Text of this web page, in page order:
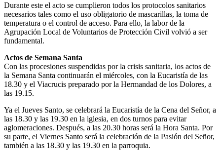
Durante este el acto se cumplieron todos los protocolos sanitarios
necesarios tales como el uso obligatorio de mascarillas, la toma de
temperatura o el control de acceso. Para ello, la labor de la
Agrupación Local de Voluntarios de Protección Civil volvió a ser
fundamental.
Actos de Semana Santa
Con las procesiones suspendidas por la crisis sanitaria, los actos de
la Semana Santa continuarán el miércoles, con la Eucaristía de las
18.30 y el Viacrucis preparado por la Hermandad de los Dolores, a
las 19.15.
Ya el Jueves Santo, se celebrará la Eucaristía de la Cena del Señor, a
las 18.30 y las 19.30 en la iglesia, en dos turnos para evitar
aglomeraciones. Después, a las 20.30 horas será la Hora Santa. Por
su parte, el Viernes Santo será la celebración de la Pasión del Señor,
también a las 18.30 y las 19.30 en la parroquia.